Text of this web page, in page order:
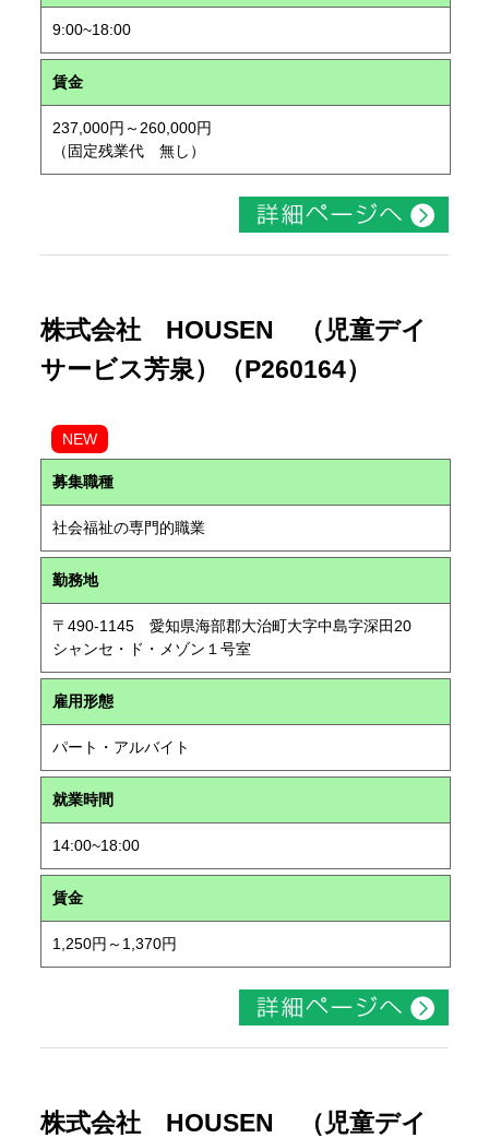
9:00~18:00
賃金
237,000円～260,000円
（固定残業代 無し）
株式会社 HOUSEN （児童デイ
サービス芳泉）（P260164）
NEW
募集職種
社会福祉の専門的職業
勤務地
〒490-1145 愛知県海部郡大治町大字中島字深田20
シャンセ・ド・メゾン１号室
雇用形態
パート・アルバイト
就業時間
14:00~18:00
賃金
1,250円～1,370円
株式会社 HOUSEN （児童デイ